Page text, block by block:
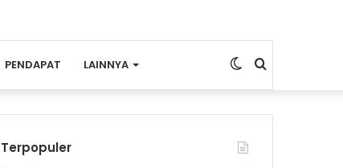
PENDAPAT LAINNYA Search
for
Switch
skin
Terpopuler